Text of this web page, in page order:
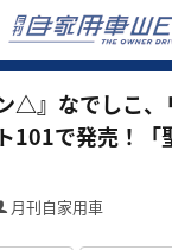
△』なでしこ、
101で発売！「
月刊自家用車